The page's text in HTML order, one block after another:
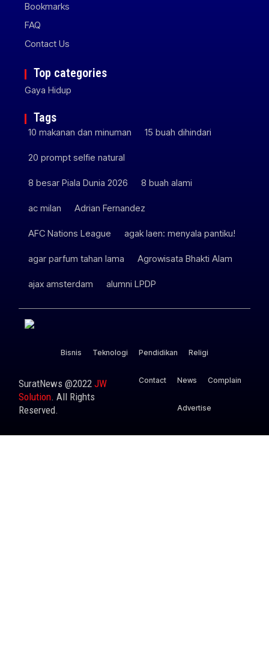
Bookmarks
FAQ
Contact Us
Top categories
Gaya Hidup
Tags
10 makanan dan minuman 15 buah dihindari
20 prompt selfie natural
8 besar Piala Dunia 2026 8 buah alami
ac milan Adrian Fernandez
AFC Nations League agak laen: menyala pantiku!
agar parfum tahan lama Agrowisata Bhakti Alam
ajax amsterdam alumni LPDP
Bisnis Teknologi Pendidikan Religi
SuratNews @2022JW
Solution. All Rights
Reserved.
Contact News Complain
Advertise